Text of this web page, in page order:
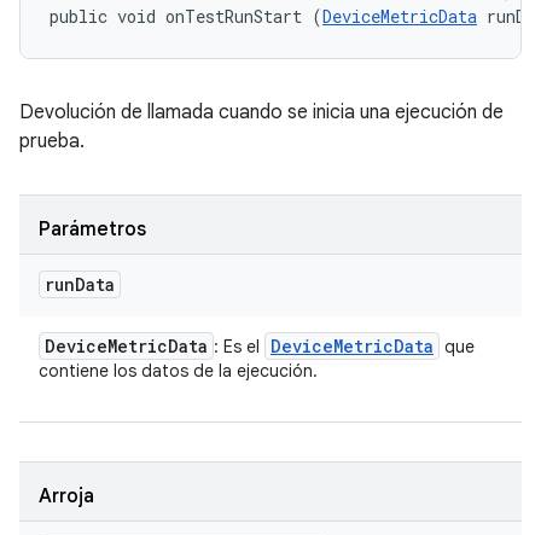
public void onTestRunStart (DeviceMetricData
Devolución de llamada cuando se inicia una ejecución de
prueba.
Parámetros
runData
DeviceMetricData : Es el DeviceMetricData que
contiene los datos de la ejecución.
Arroja